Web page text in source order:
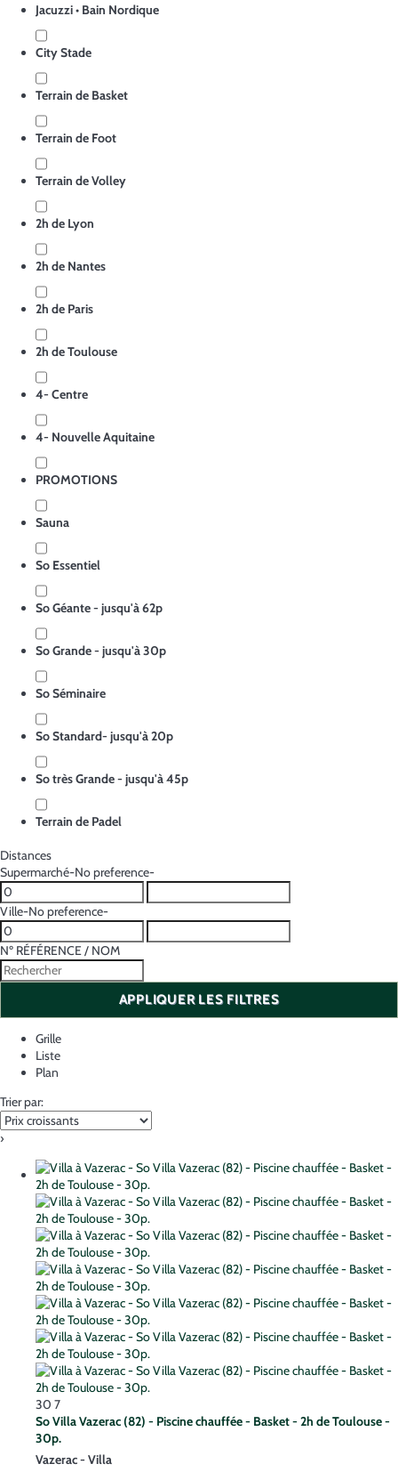
Jacuzzi • Bain Nordique
City Stade
Terrain de Basket
Terrain de Foot
Terrain de Volley
2h de Lyon
2h de Nantes
2h de Paris
2h de Toulouse
4- Centre
4- Nouvelle Aquitaine
PROMOTIONS
Sauna
So Essentiel
So Géante - jusqu'à 62p
So Grande - jusqu'à 30p
So Séminaire
So Standard- jusqu'à 20p
So très Grande - jusqu'à 45p
Terrain de Padel
Distances
Supermarché-No preference-
Ville-No preference-
Nº RÉFÉRENCE / NOM
APPLIQUER LES FILTRES
Grille
Liste
Plan
Trier par:
›
30 7
So Villa Vazerac (82) - Piscine chauffée - Basket - 2h de Toulouse -
30p.
Vazerac - Villa